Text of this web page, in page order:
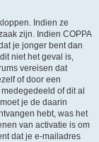
Indien ze
zijn. Indien COPPA
je jonger bent dan
niet het geval is,
vereisen dat
of door een
of dit al
je de daarin
hebt, was het
van activatie is om
dat je e-mailadres